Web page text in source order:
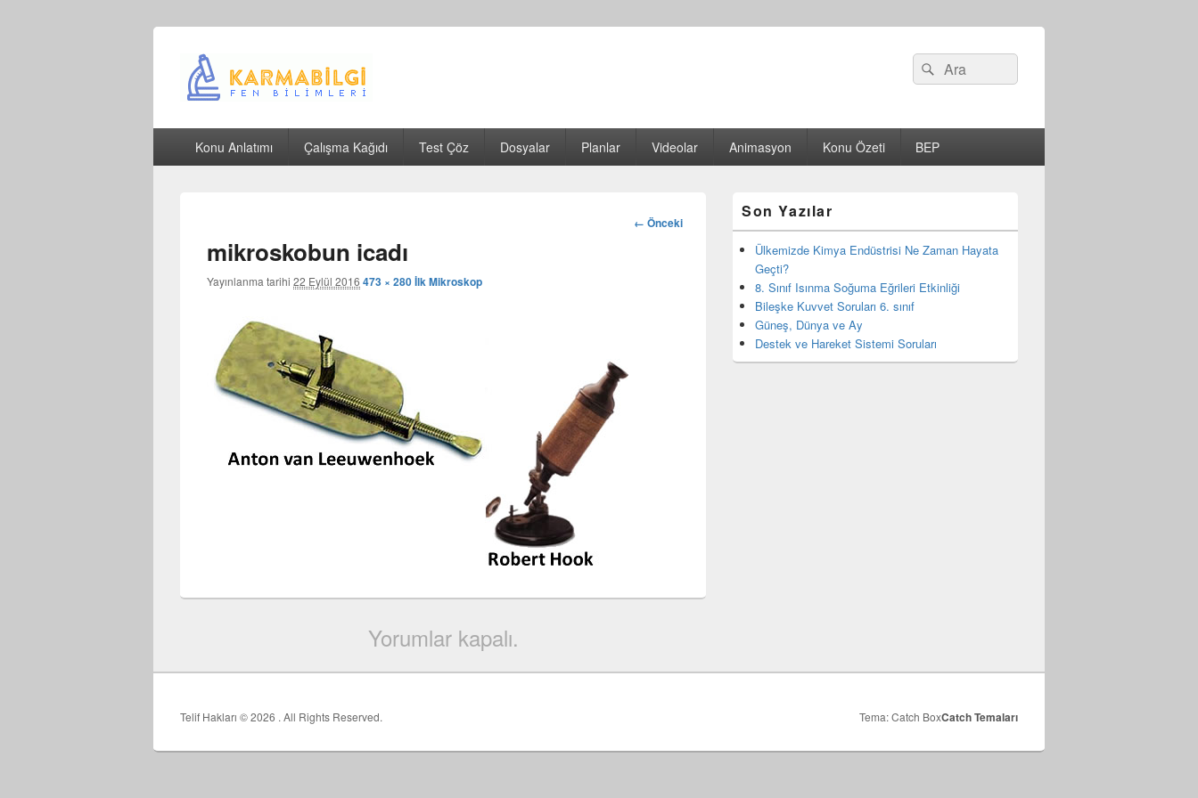
Search
for:
Ara
Konu Anlatımı Çalışma Kağıdı Test Çöz Dosyalar Planlar Videolar Animasyon Konu Özeti BEP
Görsel
← Önceki
mikroskobun icadı
Yayınlanma tarihi 22 Eylül 2016 473 × 280İlk Mikroskop
Yorumlar kapalı.
yan
bar
eklenti
bölgesi
Son Yazılar
Ülkemizde Kimya Endüstrisi Ne Zaman Hayata
Geçti?
8. Sınıf Isınma Soğuma Eğrileri Etkinliği
Bileşke Kuvvet Soruları 6. sınıf
Güneş, Dünya ve Ay
Destek ve Hareket Sistemi Soruları
Telif Hakları © 2026 . All Rights Reserved. Tema: Catch BoxCatch Temaları